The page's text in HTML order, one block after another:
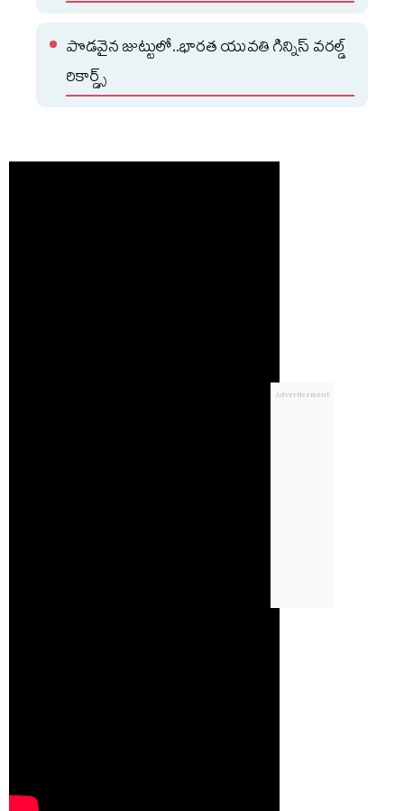
పొడవైన జుట్టులో..భారత యువతి గిన్నిస్ వరల్డ్
రికార్డ్స్